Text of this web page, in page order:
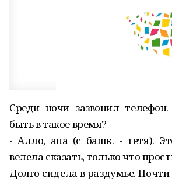
Среди ночи зазвонил
быть в такое время?
- Алло, апа (с башк. - тетя).
велела сказать, только что
Долго сидела в раздумье.